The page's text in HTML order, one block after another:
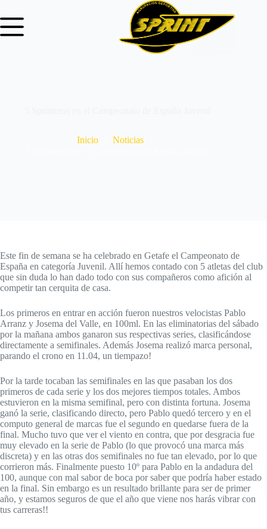
Inicio
Noticias
Este fin de semana se ha celebrado en Getafe el Campeonato de
España en categoría Juvenil. Allí hemos contado con 5 atletas del club
que sin duda lo han dado todo con sus compañeros como afición al
competir tan cerquita de casa.
Los primeros en entrar en acción fueron nuestros velocistas Pablo
Arranz y Josema del Valle, en 100ml. En las eliminatorias del sábado
por la mañana ambos ganaron sus respectivas series, clasificándose
directamente a semifinales. Además Josema realizó marca personal,
parando el crono en 11.04, un tiempazo!
Por la tarde tocaban las semifinales en las que pasaban los dos
primeros de cada serie y los dos mejores tiempos totales. Ambos
estuvieron en la misma semifinal, pero con distinta fortuna. Josema
ganó la serie, clasificando directo, pero Pablo quedó tercero y en el
computo general de marcas fue el segundo en quedarse fuera de la
final. Mucho tuvo que ver el viento en contra, que por desgracia fue
muy elevado en la serie de Pablo (lo que provocó una marca más
discreta) y en las otras dos semifinales no fue tan elevado, por lo que
corrieron más. Finalmente puesto 10º para Pablo en la andadura del
100, aunque con mal sabor de boca por saber que podría haber estado
en la final. Sin embargo es un resultado brillante para ser de primer
año, y estamos seguros de que el año que viene nos harás vibrar con
tus carreras!!